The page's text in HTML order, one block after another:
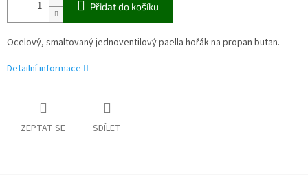
Přidat do košíku
Ocelový, smaltovaný jednoventilový paella hořák na propan butan.
Detailní informace
ZEPTAT SE SDÍLET